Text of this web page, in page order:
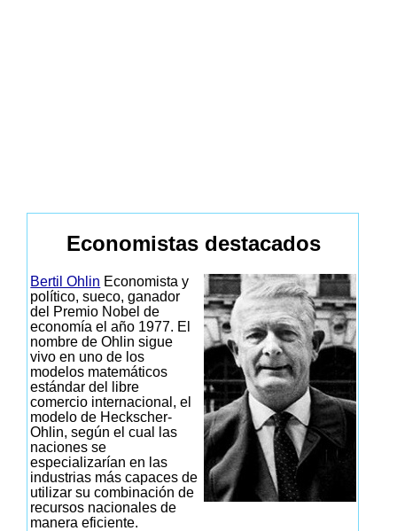
Economistas destacados
Bertil Ohlin Economista y
político, sueco, ganador
del Premio Nobel de
economía el año 1977. El
nombre de Ohlin sigue
vivo en uno de los
modelos matemáticos
estándar del libre
comercio internacional, el
modelo de Heckscher-
Ohlin, según el cual las
naciones se
especializarían en las
industrias más capaces de
utilizar su combinación de
recursos nacionales de
manera eficiente.